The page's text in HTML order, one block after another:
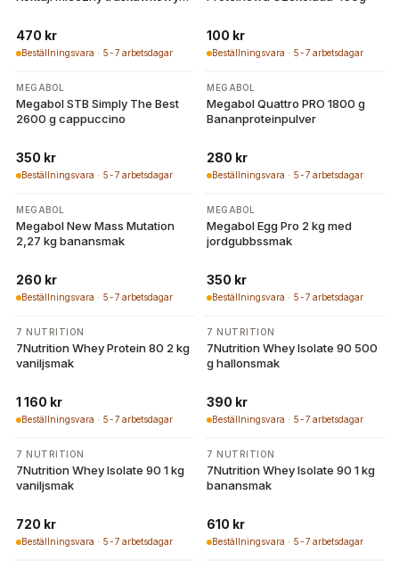
470 kr
Beställningsvara · 5-7 arbetsdagar
100 kr
Beställningsvara · 5-7 arbetsdagar
MEGABOL
Megabol STB Simply The Best
2600 g cappuccino
350 kr
Beställningsvara · 5-7 arbetsdagar
MEGABOL
Megabol Quattro PRO 1800 g
Bananproteinpulver
280 kr
Beställningsvara · 5-7 arbetsdagar
MEGABOL
Megabol New Mass Mutation
2,27 kg banansmak
260 kr
Beställningsvara · 5-7 arbetsdagar
MEGABOL
Megabol Egg Pro 2 kg med
jordgubbssmak
350 kr
Beställningsvara · 5-7 arbetsdagar
7 NUTRITION
7Nutrition Whey Protein 80 2 kg
vaniljsmak
1 160 kr
Beställningsvara · 5-7 arbetsdagar
7 NUTRITION
7Nutrition Whey Isolate 90 500
g hallonsmak
390 kr
Beställningsvara · 5-7 arbetsdagar
7 NUTRITION
7Nutrition Whey Isolate 90 1 kg
vaniljsmak
720 kr
Beställningsvara · 5-7 arbetsdagar
7 NUTRITION
7Nutrition Whey Isolate 90 1 kg
banansmak
610 kr
Beställningsvara · 5-7 arbetsdagar